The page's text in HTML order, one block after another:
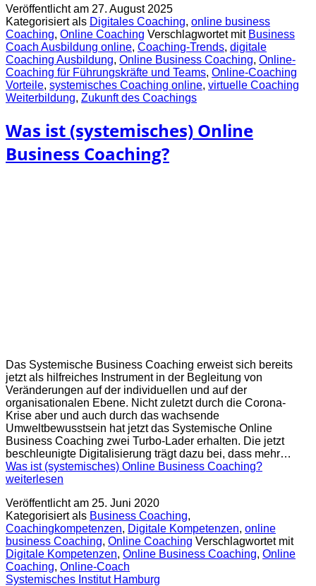
Veröffentlicht am 27. August 2025
Kategorisiert als Digitales Coaching, online business
Coaching, Online Coaching Verschlagwortet mit Business
Coach Ausbildung online, Coaching-Trends, digitale
Coaching Ausbildung, Online Business Coaching, Online-
Coaching für Führungskräfte und Teams, Online-Coaching
Vorteile, systemisches Coaching online, virtuelle Coaching
Weiterbildung, Zukunft des Coachings
Was ist (systemisches) Online
Business Coaching?
Das Systemische Business Coaching erweist sich bereits
jetzt als hilfreiches Instrument in der Begleitung von
Veränderungen auf der individuellen und auf der
organisationalen Ebene. Nicht zuletzt durch die Corona-
Krise aber und auch durch das wachsende
Umweltbewusstsein hat jetzt das Systemische Online
Business Coaching zwei Turbo-Lader erhalten. Die jetzt
beschleunigte Digitalisierung trägt dazu bei, dass mehr…
Was ist (systemisches) Online Business Coaching?
weiterlesen
Veröffentlicht am 25. Juni 2020
Kategorisiert als Business Coaching,
Coachingkompetenzen, Digitale Kompetenzen, online
business Coaching, Online Coaching Verschlagwortet mit
Digitale Kompetenzen, Online Business Coaching, Online
Coaching, Online-Coach
Systemisches Institut Hamburg